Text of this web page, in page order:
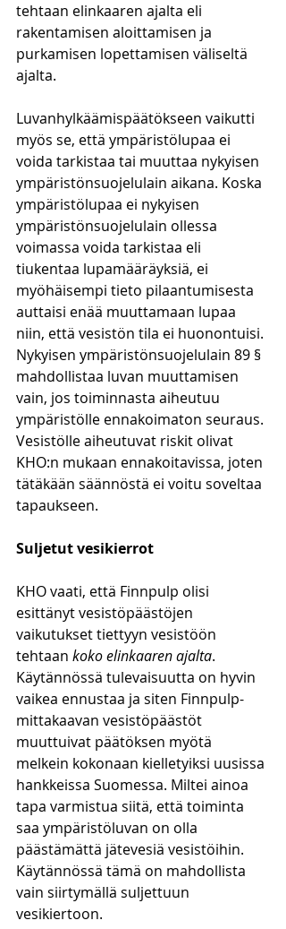
tehtaan elinkaaren ajalta eli
rakentamisen aloittamisen ja
purkamisen lopettamisen väliseltä
ajalta.
Luvanhylkäämispäätökseen vaikutti
myös se, että ympäristölupaa ei
voida tarkistaa tai muuttaa nykyisen
ympäristönsuojelulain aikana. Koska
ympäristölupaa ei nykyisen
ympäristönsuojelulain ollessa
voimassa voida tarkistaa eli
tiukentaa lupamääräyksiä, ei
myöhäisempi tieto pilaantumisesta
auttaisi enää muuttamaan lupaa
niin, että vesistön tila ei huonontuisi.
Nykyisen ympäristönsuojelulain 89 §
mahdollistaa luvan muuttamisen
vain, jos toiminnasta aiheutuu
ympäristölle ennakoimaton seuraus.
Vesistölle aiheutuvat riskit olivat
KHO:n mukaan ennakoitavissa, joten
tätäkään säännöstä ei voitu soveltaa
tapaukseen.
Suljetut vesikierrot
KHO vaati, että Finnpulp olisi
esittänyt vesistöpäästöjen
vaikutukset tiettyyn vesistöön
tehtaan koko elinkaaren ajalta.
Käytännössä tulevaisuutta on hyvin
vaikea ennustaa ja siten Finnpulp-
mittakaavan vesistöpäästöt
muuttuivat päätöksen myötä
melkein kokonaan kielletyiksi uusissa
hankkeissa Suomessa. Miltei ainoa
tapa varmistua siitä, että toiminta
saa ympäristöluvan on olla
päästämättä jätevesiä vesistöihin.
Käytännössä tämä on mahdollista
vain siirtymällä suljettuun
vesikiertoon.